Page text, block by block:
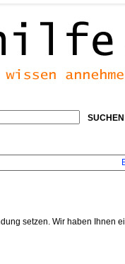
SUCHEN
setzen. Wir haben Ihnen